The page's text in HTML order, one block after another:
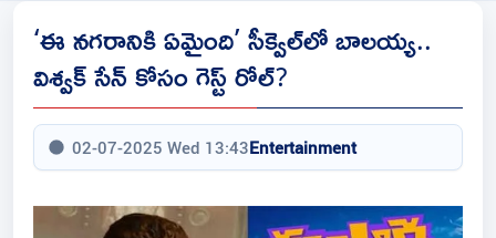
‘ఈ నగరానికి ఏమైంది’ సీక్వెల్‌లో బాలయ్య..
విశ్వక్ సేన్ కోసం గెస్ట్ రోల్?
02-07-2025 Wed 13:43Entertainment